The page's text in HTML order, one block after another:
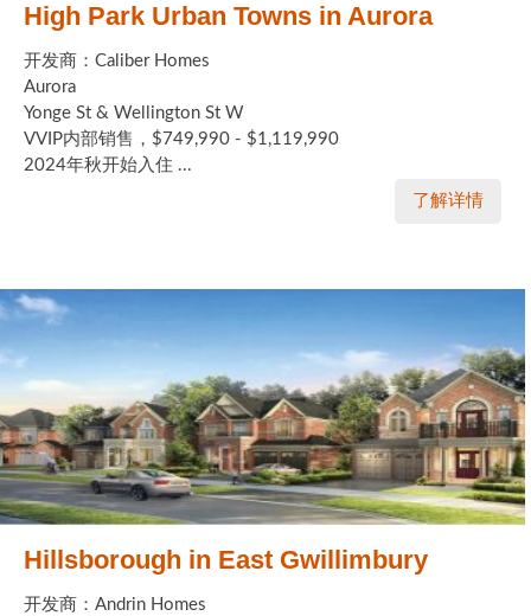
High Park Urban Towns in Aurora
开发商：Caliber Homes
Aurora
Yonge St & Wellington St W
VVIP内部销售，$749,990 - $1,119,990
2024年秋开始入住 ...
了解详情
Hillsborough in East Gwillimbury
开发商：Andrin Homes